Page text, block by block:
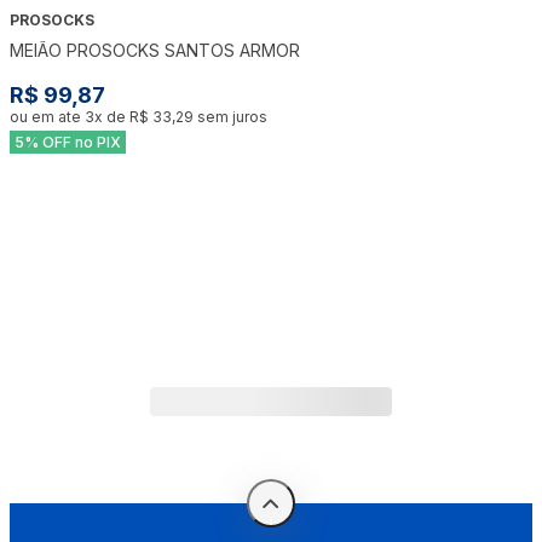
PROSOCKS
MEIÃO PROSOCKS SANTOS ARMOR
R$ 99,87
ou em ate 3x de R$ 33,29 sem juros
5% OFF no PIX